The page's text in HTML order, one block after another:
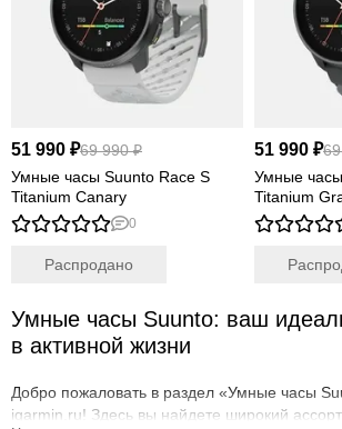
51 990 ₽69 990 ₽
Умные часы Suunto Race S
Titanium Canary
0
Распродано
51 990 ₽
Умные
Titanium
Умные часы Suunto: ваш
в активной жизни
Добро пожаловать в раздел «Умные часы
igarmin.ru! Здесь вы найдете широкий